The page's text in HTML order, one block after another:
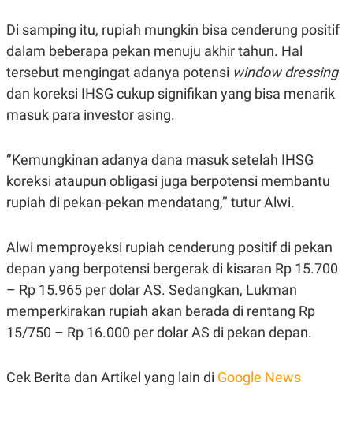
Di samping itu, rupiah mungkin bisa cenderung positif
dalam beberapa pekan menuju akhir tahun. Hal
tersebut mengingat adanya potensi window dressing
dan koreksi IHSG cukup signifikan yang bisa menarik
masuk para investor asing.
‘’Kemungkinan adanya dana masuk setelah IHSG
koreksi ataupun obligasi juga berpotensi membantu
rupiah di pekan-pekan mendatang,’’ tutur Alwi.
Alwi memproyeksi rupiah cenderung positif di pekan
depan yang berpotensi bergerak di kisaran Rp 15.700
– Rp 15.965 per dolar AS. Sedangkan, Lukman
memperkirakan rupiah akan berada di rentang Rp
15/750 – Rp 16.000 per dolar AS di pekan depan.
Cek Berita dan Artikel yang lain di Google News